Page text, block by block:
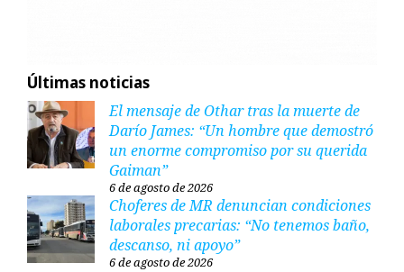
Últimas noticias
El mensaje de Othar tras la muerte de
Darío James: “Un hombre que demostró
un enorme compromiso por su querida
Gaiman”
6 de agosto de 2026
Choferes de MR denuncian condiciones
laborales precarias: “No tenemos baño,
descanso, ni apoyo”
6 de agosto de 2026